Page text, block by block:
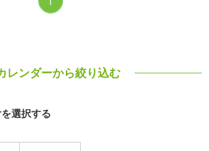
レンダーから絞り込む
選択する